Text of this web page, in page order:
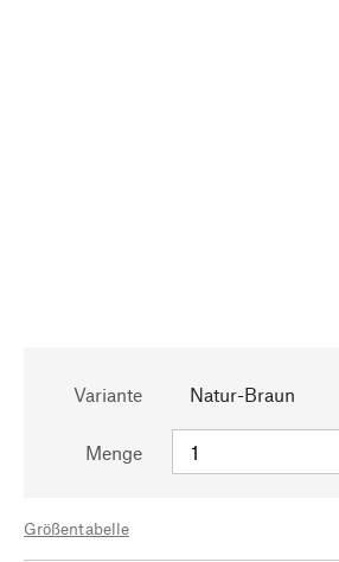
Variante Natur-Braun
Menge
Größentabelle